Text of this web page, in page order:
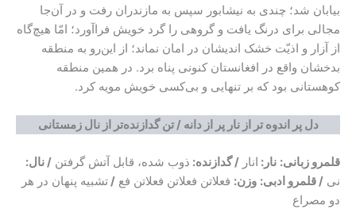
بیابان شد؛ چندی به نیشابور سپس به مازندران رفت و در آن‌جا
مجالی برای درنگ یافت و گروهی را گرد خویش فراآورد؛ امّا هیچ‌گاه
از آزار و اذیّت خشک اندیشان در امان نماند؛ از این‌رو به منطقه‌
بدخشان واقع در افغانستان کنونی پناه برد. در همین منطقه‌
کوهستانی بود که بر تنهایی و بی‌کسی خویش مویه کرد.
دل پر اندوه تر از نار پر از دانه / تن گدازنده‌تر از نال زمستانی
قلمرو زبانی: نار : انار /گدازنده: ذوب شده، قابل آتش گرفتن /نال:
نی / قلمرو ادبی: وزن: فعلاتن فعلاتن فعلاتن فع /تشبیه پنهان در هر
دو مصراع